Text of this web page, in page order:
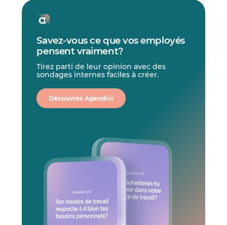
Savez-vous ce que vos employés
pensent vraiment?
Tirez parti de leur opinion avec des
sondages internes faciles à créer.
Découvrez Agendrix